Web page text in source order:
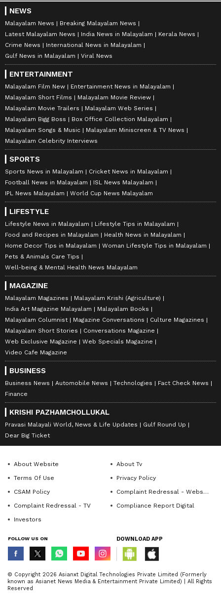
NEWS
Malayalam News
Breaking Malayalam News
Latest Malayalam News
India News in Malayalam
Kerala News
Crime News
International News in Malayalam
Gulf News in Malayalam
Viral News
ENTERTAINMENT
Malayalam Film New
Entertainment News in Malayalam
Malayalam Short Films
Malayalam Movie Review
Malayalam Movie Trailers
Malayalam Web Series
Malayalam Bigg Boss
Box Office Collection Malayalam
Malayalam Songs & Music
Malayalam Miniscreen & TV News
Malayalam Celebrity Interviews
SPORTS
Sports News in Malayalam
Cricket News in Malayalam
Football News in Malayalam
ISL News Malayalam
IPL News Malayalam
World Cup News Malayalam
LIFESTYLE
Lifestyle News in Malayalam
Lifestyle Tips in Malayalam
Food and Recipes in Malayalam
Health News in Malayalam
Home Decor Tips in Malayalam
Woman Lifestyle Tips in Malayalam
Pets & Animals Care Tips
Well-being & Mental Health News Malayalam
MAGAZINE
Malayalam Magazines
Malayalam Krishi (Agriculture)
India Art Magazine Malayalam
Malayalam Books
Malayalam Columnist
Magazine Conversations
Culture Magazines
Malayalam Short Stories
Conversations Magazine
Web Exclusive Magazine
Web Specials Magazine
Video Cafe Magazine
BUSINESS
Business News Automobile News Technologies
Fact Check News
Finance
KRISHI PAZHAMCHOLLUKAL
Pravasi Malayali World, News & Life Updates
Gulf Round Up
Dear Big Ticket
About Website
About Tv
Terms Of Use
Privacy Policy
CSAM Policy
Complaint Redressal - Website
Complaint Redressal - TV
Compliance Report Digital
Investors
FOLLOW US ON DOWNLOAD APP
© Copyright 2026 Asianxt Digital Technologies Private Limited (Formerly
known as Asianet News Media & Entertainment Private Limited) | All Rights
Reserved